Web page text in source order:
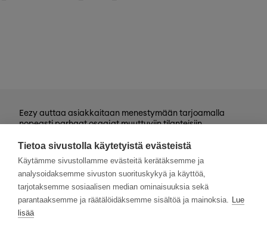
Eezy auttaa asiakkaitaan menestymään tarjoamalla
nopeasti parhaat osaajat muuttuviin tilanteisiin
kevytyrittäjyys ja muut työelämän
asiantuntijapalvelumme tarjoavat monipuolisimmat keinot
työn ja tekijöiden kohtaamiseen.
Haluamme rakentaa monimuotoista ja yhdenvertaista
Eezyä. Toivomme hakemuksia kaikenlaisista taustoista
tulevilta päteviltä hakijoilta. Noudatamme aina tasa-
arvoista ja läpinäkyvää rekrytointiprosessia. Uskomme
Tietoa sivustolla käytetyistä evästeistä
Käytämme sivustollamme evästeitä kerätäksemme ja
analysoidaksemme sivuston suorituskykyä ja käyttöä,
tarjotaksemme sosiaalisen median ominaisuuksia sekä
parantaaksemme ja räätälöidäksemme sisältöä ja mainoksia. Lue
lisää